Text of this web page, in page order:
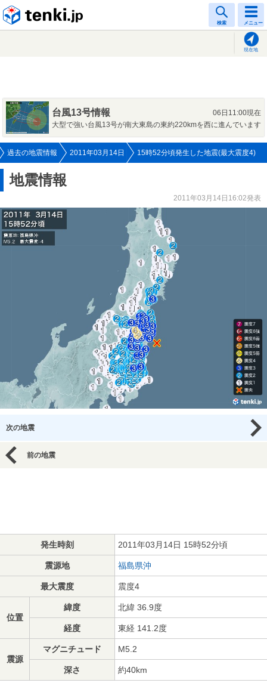
検索 メニュー
現在地
台風13号情報
06日11:00現在
大型で強い台風13号が南大東島の東約220kmを西に進んでいます
過去の地震情報 2011年03月14日 15時52分頃発生した地震(最大震度4)
地震情報
2011年03月14日16:02発表
次の地震
前の地震
発生時刻 2011年03月14日 15時52分頃
震源地 福島県沖
最大震度 震度4
位置
緯度 北緯 36.9度
経度 東経 141.2度
震源
マグニチュード M5.2
深さ 約40km